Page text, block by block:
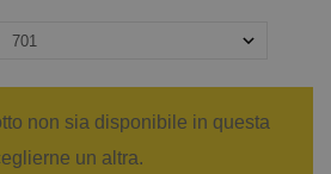
non sia disponibile in questa
un altra.